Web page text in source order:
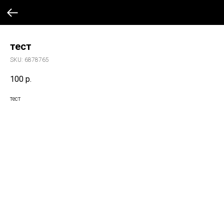
тест
SKU: 6878765
100 р.
тест